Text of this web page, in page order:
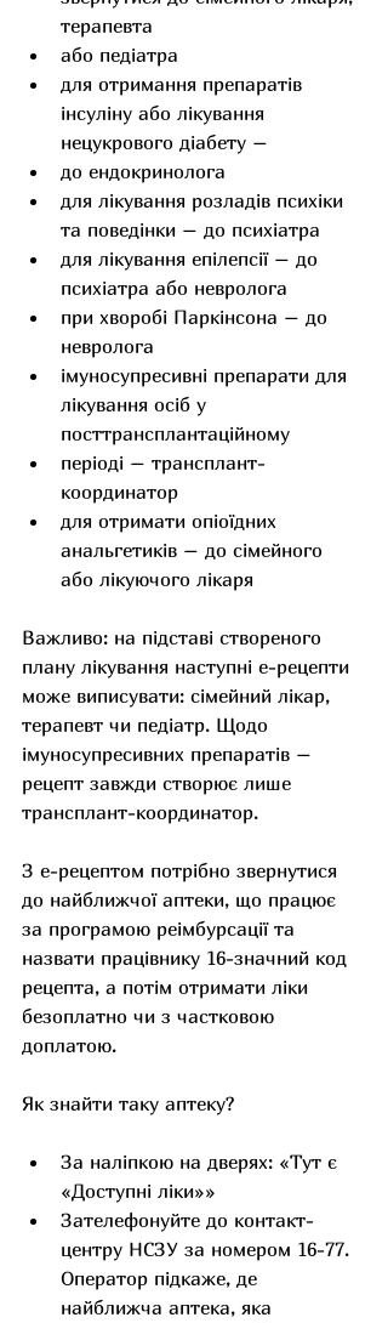
терапевта
або педіатра
для отримання препаратів
інсуліну або лікування
нецукрового діабету –
до ендокринолога
для лікування розладів психіки
та поведінки – до психіатра
для лікування епілепсії – до
психіатра або невролога
при хворобі Паркінсона – до
невролога
імуносупресивні препарати для
лікування осіб у
посттрансплантаційному
періоді – трансплант-
координатор
для отримати опіоїдних
анальгетиків – до сімейного
або лікуючого лікаря
Важливо: на підставі створеного
плану лікування наступні е-рецепти
може виписувати: сімейний лікар,
терапевт чи педіатр. Щодо
імуносупресивних препаратів –
рецепт завжди створює лише
трансплант-координатор.
З е-рецептом потрібно звернутися
до найближчої аптеки, що працює
за програмою реімбурсації та
назвати працівнику 16-значний код
рецепта, а потім отримати ліки
безоплатно чи з частковою
доплатою.
Як знайти таку аптеку?
За наліпкою на дверях: «Тут є
«Доступні ліки»»
Зателефонуйте до контакт-
центру НСЗУ за номером 16-77.
Оператор підкаже, де
найближча аптека, яка